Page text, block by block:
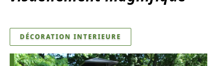
DÉCORATION INTERIEURE